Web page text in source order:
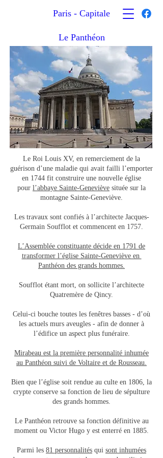
Paris - Capitale
Le Panthéon
Le Roi Louis XV, en remerciement de la
guérison d’une maladie qui avait failli l’emporter
en 1744 fit construire une nouvelle église
pour l’abbaye Sainte-Geneviève située sur la
montagne Sainte-Geneviève.
Les travaux sont confiés à l’architecte Jacques-
Germain Soufflot et commencent en 1757.
L’Assemblée constituante décide en 1791 de
transformer l’église Sainte-Geneviève en
Panthéon des grands hommes.
Soufflot étant mort, on sollicite l’architecte
Quatremère de Qincy.
Celui-ci bouche toutes les fenêtres basses - d’où
les actuels murs aveugles - afin de donner à
l’édifice un aspect plus funéraire.
Mirabeau est la première personnalité inhumée
au Panthéon suivi de Voltaire et de Rousseau.
Bien que l’église soit rendue au culte en 1806, la
crypte conserve sa fonction de lieu de sépulture
des grands hommes.
Le Panthéon retrouve sa fonction définitive au
moment ou Victor Hugo y est enterré en 1885.
Parmi les 81 personnalités qui sont inhumées